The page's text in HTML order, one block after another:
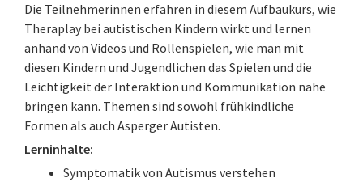
Die Teilnehmerinnen erfahren in diesem Aufbaukurs, wie
Theraplay bei autistischen Kindern wirkt und lernen
anhand von Videos und Rollenspielen, wie man mit
diesen Kindern und Jugendlichen das Spielen und die
Leichtigkeit der Interaktion und Kommunikation nahe
bringen kann. Themen sind sowohl frühkindliche
Formen als auch Asperger Autisten.
Lerninhalte:
Symptomatik von Autismus verstehen